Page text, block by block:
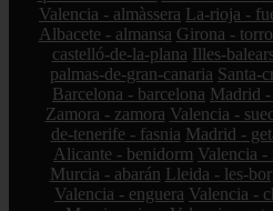
Valencia - almàssera La-rioja -
Albacete - almansa Girona -
castelló-de-la-plana Illes-
palmas-de-gran-canaria Santa-
Barcelona - barcelona Madrid
Zamora - zamora Valencia -
de-tenerife - fasnia Madrid -
Alicante - benidorm Valencia -
Murcia - abarán Lleida - les-
Valencia - enguera Valencia -